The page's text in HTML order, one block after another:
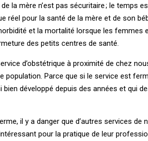
la mère n’est pas sécuritaire ; le temps
réel pour la santé de la mère et de son
et la mortalité lorsque les femmes
des petits centres de santé.
d’obstétrique à proximité de chez
population. Parce que si le service est
bien développé depuis des années et qui
il y a danger que d’autres services de
pour la pratique de leur